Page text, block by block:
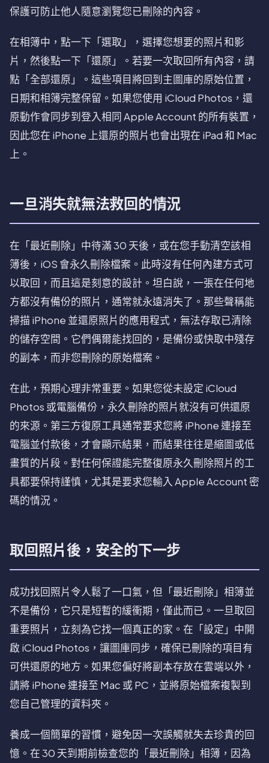
保護可防止他人隨意瀏覽您已刪除的內容。
在相簿中，點一下「選取」，選擇您想要的照片和影
片，然後點一下「還原」。若要一次取回所有內容，請
點「全部還原」。這些項目將回到主圖庫的原始位置，
日期和相簿完整保留。如果您使用 iCloud Photos，還
原動作會同步到登入相同 Apple Account 的所有裝置，
因此您在 iPhone 上還原的照片也會出現在 iPad 和 Mac
上。
一旦消失就無法救回的情況
在「最近刪除」中待滿 30 天後，或在您手動清空該相
簿後，iOS 會永久刪除檔案。此時沒有任何內建方式可
以取回，而且這是刻意的設計。坦白說，一張在任何地
方都沒有備份的照片，通常就永遠消失了。那些聲稱能
掃描 iPhone 並還原照片的應用程式，無法存取已清除
的儲存空間。它們偶爾能找回的，是備份或快取中殘存
的副本，而非您刪除的原始檔案。
在此，預期心理非常重要。如果您從未設定 iCloud
Photos 或電腦備份，永久刪除的照片就沒有可供還原
的來源。第三方復原工具通常要求您將 iPhone 連接至
電腦並付款後，才會顯示結果，而結果往往是縮圖或低
畫質的片段。對任何保證能完整復原永久刪除照片的工
具都要保持謹慎，尤其是要求您輸入 Apple Account 密
碼的情況。
取回照片後，安全的下一步
成功找回照片令人鬆了一口氣，但「最近刪除」相簿並
不是備份，它只是短暫的緩衝期，僅此而已。一旦取回
重要照片，立刻為它找一個真正的家。在「設定」中開
啟 iCloud Photos，讓圖庫同步，確保已刪除的項目有
可供還原的地方。如果您偏好將副本存放在雲端以外，
請將 iPhone 連接至 Mac 或 PC，並將原始檔案複製到
您自己管理的資料夾。
養成一個簡單的習慣，避免因一次誤觸就失去珍貴的回
憶。在 30 天到期前檢查您的「最近刪除」相簿，因為